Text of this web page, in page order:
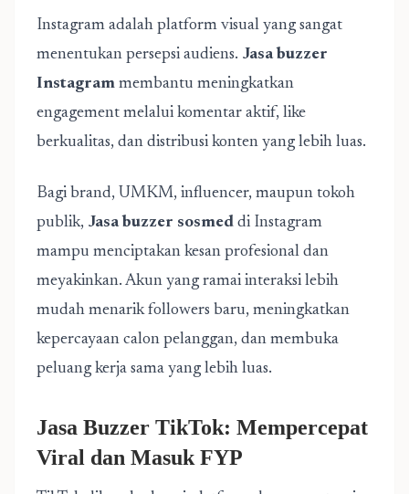
Instagram adalah platform visual yang sangat
menentukan persepsi audiens. Jasa buzzer
Instagram membantu meningkatkan
engagement melalui komentar aktif, like
berkualitas, dan distribusi konten yang lebih luas.
Bagi brand, UMKM, influencer, maupun tokoh
publik, Jasa buzzer sosmed di Instagram
mampu menciptakan kesan profesional dan
meyakinkan. Akun yang ramai interaksi lebih
mudah menarik followers baru, meningkatkan
kepercayaan calon pelanggan, dan membuka
peluang kerja sama yang lebih luas.
Jasa Buzzer TikTok: Mempercepat
Viral dan Masuk FYP